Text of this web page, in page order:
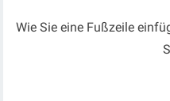
Wie Sie eine Fußzeile